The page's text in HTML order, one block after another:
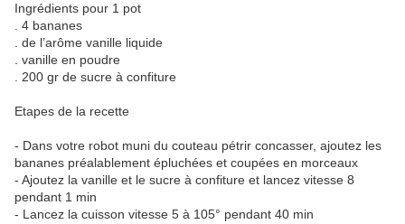
Ingrédients pour 1 pot
. 4 bananes
. de l’arôme vanille liquide
. vanille en poudre
. 200 gr de sucre à confiture
Etapes de la recette
- Dans votre robot muni du couteau pétrir concasser, ajoutez les
bananes préalablement épluchées et coupées en morceaux
- Ajoutez la vanille et le sucre à confiture et lancez vitesse 8
pendant 1 min
- Lancez la cuisson vitesse 5 à 105° pendant 40 min